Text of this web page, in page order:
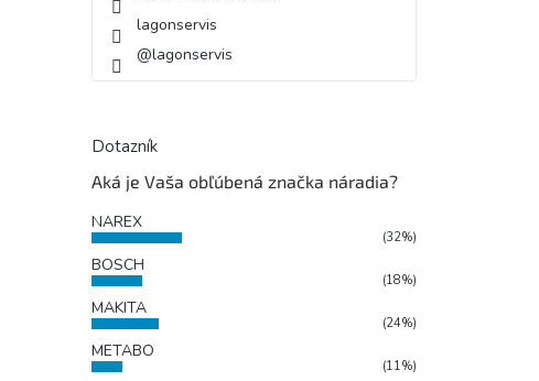
lagonservis
@lagonservis
Dotazník
Aká je Vaša obľúbená značka náradia?
NAREX
(32%)
BOSCH
(18%)
MAKITA
(24%)
METABO
(11%)